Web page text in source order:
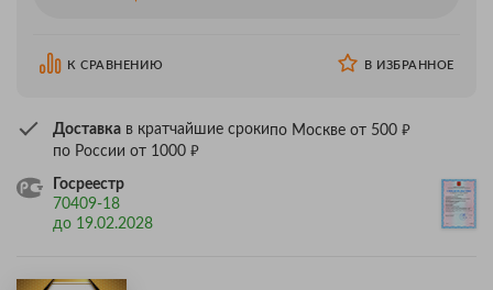
К СРАВНЕНИЮ В ИЗБРАННОЕ
Доставка в кратчайшие срокипо Москве от 500 ₽
по России от 1000 ₽
Госреестр
70409-18
до 19.02.2028